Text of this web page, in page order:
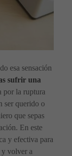
esa sensación
sufrir una
por la ruptura
ser querido o
que sepas
En este
y efectiva para
y volver a